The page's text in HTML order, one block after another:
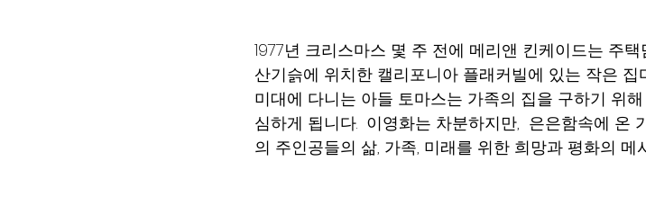
1977년 크리스마스 몇 주 전에 메리앤 킨케이드는 주
산기슭에 위치한 캘리포니아 플래커빌에 있는 작은
미대에 다니는 아들 토마스는 가족의 집을 구하기 위
심하게 됩니다.  이영화는 차분하지만,  은은함속에 온
의 주인공들의 삶, 가족, 미래를 위한 희망과 평화의 메